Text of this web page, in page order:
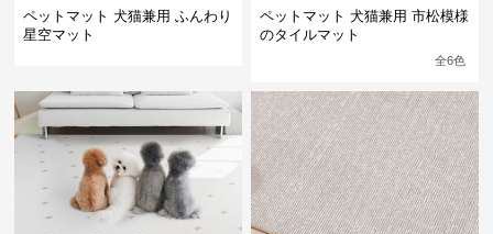
ペットマット 犬猫兼用 ふんわり
星空マット
ペットマット 犬猫兼用 市松模様
のタイルマット
全6色